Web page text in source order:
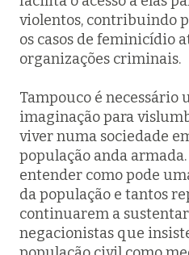
violentos, contribuindo
os casos de feminicídio
organizações criminais.
Tampouco é necessário
imaginação para
viver numa sociedade
população anda armada.
entender como pode
da população e tantos
continuarem a
negacionistas que